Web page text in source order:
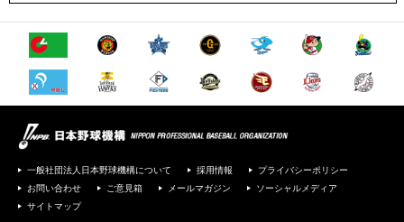
一般社団法人日本野球機構について 採用情報
プライバシーポリシー
お問い合わせ
ご意見箱 メールマガジン
ソーシャルメディア
サイトマップ